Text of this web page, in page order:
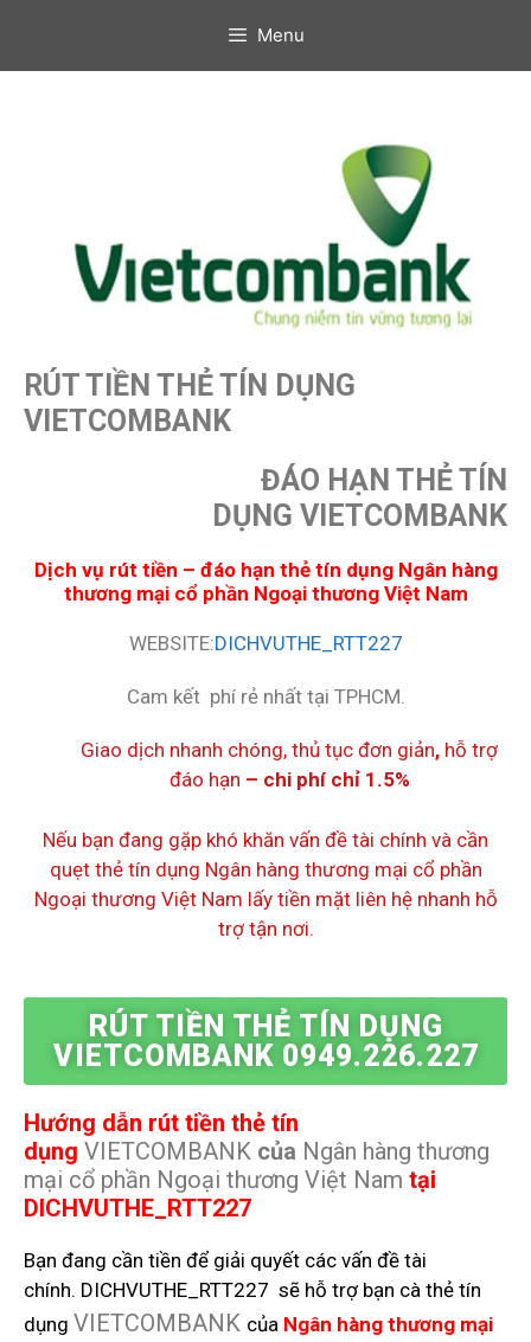
Menu
RÚT TIỀN THẺ TÍN DỤNG
VIETCOMBANK
ĐÁO HẠN THẺ TÍN
DỤNG VIETCOMBANK
Dịch vụ rút tiền – đáo hạn thẻ tín dụng Ngân hàng
thương mại cổ phần Ngoại thương Việt Nam
WEBSITE:DICHVUTHE_RTT227
Cam kết phí rẻ nhất tại TPHCM.
Giao dịch nhanh chóng, thủ tục đơn giản, hỗ trợ
đáo hạn – chi phí chỉ 1.5%
Nếu bạn đang gặp khó khăn vấn đề tài chính và cần
quẹt thẻ tín dụng Ngân hàng thương mại cổ phần
Ngoại thương Việt Nam lấy tiền mặt liên hệ nhanh hỗ
trợ tận nơi.
RÚT TIỀN THẺ TÍN DỤNG
VIETCOMBANK 0949.226.227
Hướng dẫn rút tiền thẻ tín
dụng VIETCOMBANK của Ngân hàng thương
mại cổ phần Ngoại thương Việt Nam tại
DICHVUTHE_RTT227
Bạn đang cần tiền để giải quyết các vấn đề tài
chính. DICHVUTHE_RTT227 sẽ hỗ trợ bạn cà thẻ tín
dụng VIETCOMBANK của Ngân hàng thương mại